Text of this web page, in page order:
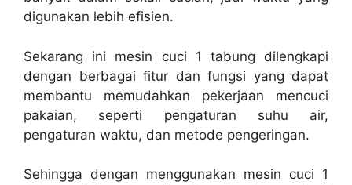
digunakan lebih efisien.
Sekarang ini mesin cuci 1 tabung dilengkapi
dengan berbagai fitur dan fungsi yang dapat
membantu memudahkan pekerjaan mencuci
pakaian, seperti pengaturan suhu air,
pengaturan waktu, dan metode pengeringan.
Sehingga dengan menggunakan mesin cuci 1